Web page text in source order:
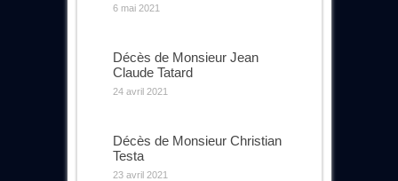
6 mai 2021
Décès de Monsieur Jean
Claude Tatard
24 avril 2021
Décès de Monsieur Christian
Testa
23 avril 2021